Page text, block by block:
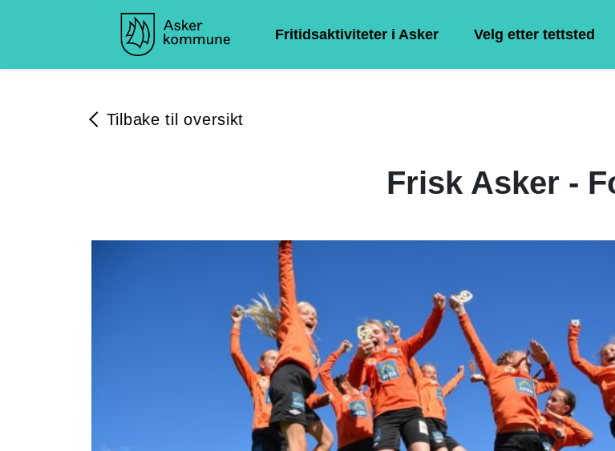
Fritidsaktiviteter i Asker Velg etter tettsted
Tilbake til oversikt
Frisk Asker -